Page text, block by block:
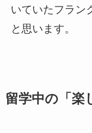
いていたフラン
と思います。
留学中の「楽